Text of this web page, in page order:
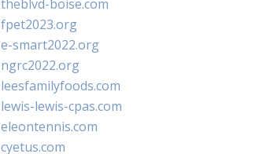
theblvd-boise.com
fpet2023.org
e-smart2022.org
ngrc2022.org
leesfamilyfoods.com
lewis-lewis-cpas.com
eleontennis.com
cyetus.com